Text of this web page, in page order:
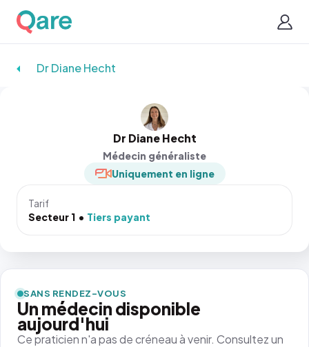
Dr Diane Hecht
Dr Diane Hecht
Médecin généraliste
Uniquement en ligne
Tarif
Secteur 1
Tiers payant
SANS RENDEZ-VOUS
Un médecin disponible
aujourd'hui
Ce praticien n'a pas de créneau à venir. Consultez un